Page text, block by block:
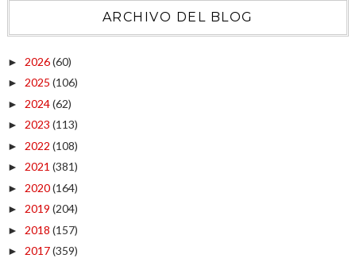
ARCHIVO DEL BLOG
► 2026(60)
► 2025 (106)
► 2024(62)
► 2023 (113)
► 2022 (108)
► 2021 (381)
► 2020(164)
► 2019 (204)
► 2018 (157)
► 2017(359)